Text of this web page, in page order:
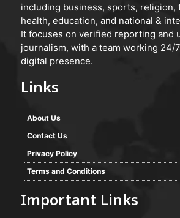
including business, sports, religion,
health, education, and national &
It focuses on verified reporting and
journalism, with a team working 24/
digital presence.
Links
About Us
Contact Us
Privacy Policy
Terms and Conditions
Important Links